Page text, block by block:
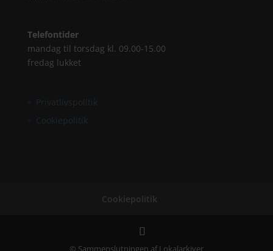
Telefontider
mandag til torsdag kl. 09.00-15.00
fredag lukket
Privatlivspolitik
Cookiepolitik
Cookiepolitik
© Sammenslutningen af Lokalarkiver